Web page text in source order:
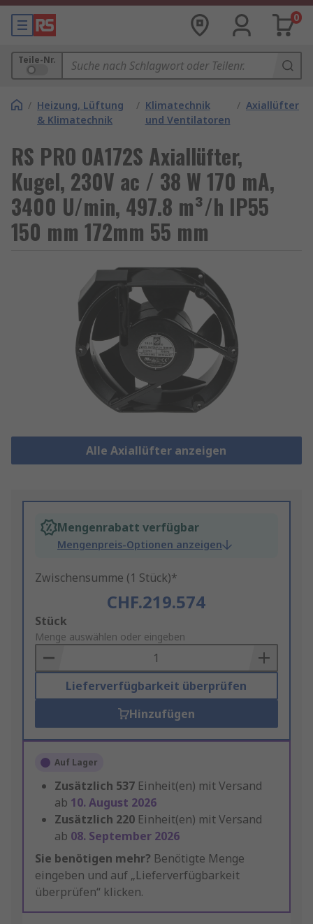
0
Teile-Nr.
/ Heizung, Lüftung
& Klimatechnik
/ Klimatechnik
und Ventilatoren
/ Axiallüfter
RS PRO OA172S Axiallüfter,
Kugel, 230V ac / 38 W 170 mA,
3400 U/min, 497.8 m³/h IP55
150 mm 172mm 55 mm
Alle Axiallüfter anzeigen
Mengenrabatt verfügbar
Mengenpreis-Optionen anzeigen
Zwischensumme (1 Stück)*
CHF.219.574
Add
to
Basket
Stück
Menge auswählen oder eingeben
Lieferverfügbarkeit überprüfen
Hinzufügen
Auf Lager
Zusätzlich 537 Einheit(en) mit Versand
ab 10. August 2026
Zusätzlich 220 Einheit(en) mit Versand
ab 08. September 2026
Sie benötigen mehr? Benötigte Menge
eingeben und auf „Lieferverfügbarkeit
überprüfen“ klicken.